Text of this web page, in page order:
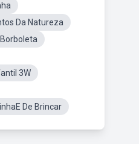
Da Natureza
3W
De Brincar